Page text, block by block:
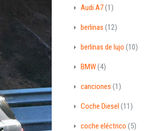
Audi A7(1)
berlinas (12)
berlinas de lujo (10)
BMW(4)
canciones (1)
Coche Diesel (11)
coche eléctrico (5)